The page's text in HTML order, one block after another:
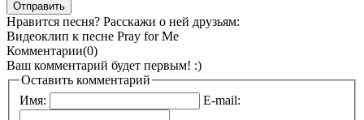
Нравится песня? Расскажи о ней друзьям:
Видеоклип к песне Pray for Me
Комментарии(0)
Ваш комментарий будет первым! :)
Оставить комментарий
Имя:
E-mail: